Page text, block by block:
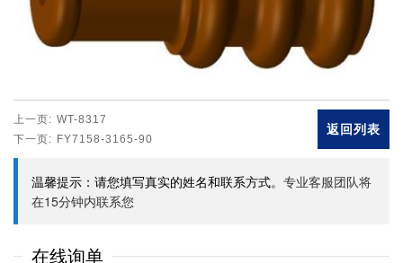
上一页: WT-8317
返回列表
下一页: FY7158-3165-90